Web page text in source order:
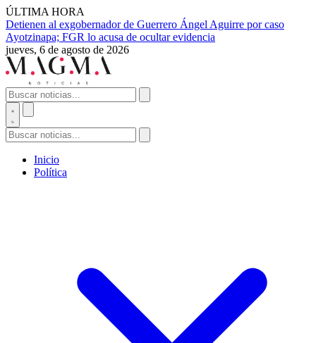
ÚLTIMA HORA
Detienen al exgobernador de Guerrero Ángel Aguirre por caso
Ayotzinapa; FGR lo acusa de ocultar evidencia
jueves, 6 de agosto de 2026
Inicio
Política